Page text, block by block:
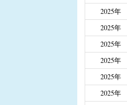
2025年
2025年
2025年
2025年
2025年
2025年